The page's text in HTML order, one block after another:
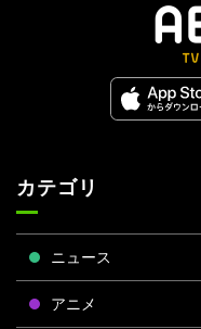
カテゴリ
ニュース
アニメ